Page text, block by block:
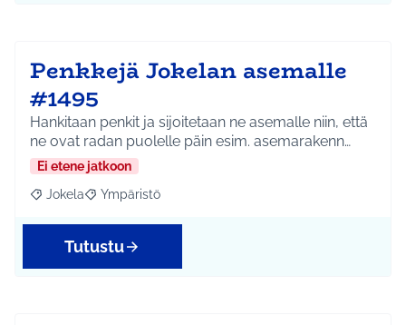
Penkkejä Jokelan asemalle
#1495
Hankitaan penkit ja sijoitetaan ne asemalle niin, että
ne ovat radan puolelle päin esim. asemarakenn…
Ei etene jatkoon
Rajaa tulokset aihepiirin mukaan: Jokela
Jokela Rajaa tulokset teeman mukaan: Ympäristö
Ympäristö
Tutustu